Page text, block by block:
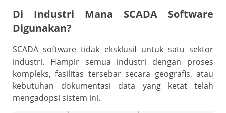
Di Industri Mana SCADA Software
Digunakan?
SCADA software tidak eksklusif untuk satu sektor
industri. Hampir semua industri dengan proses
kompleks, fasilitas tersebar secara geografis, atau
kebutuhan dokumentasi data yang ketat telah
mengadopsi sistem ini.